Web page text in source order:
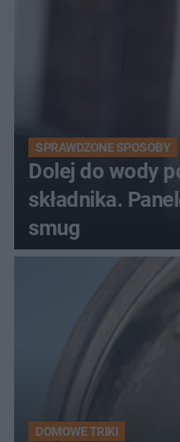
SPRAWDZONE SPOSOBY
Dolej do wody
składnika.
smug
DOMOWE TRIKI